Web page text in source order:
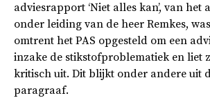
adviesrapport ‘Niet alles kan’, van het
onder leiding van de heer Remkes,
omtrent het PAS opgesteld om een
inzake de stikstofproblematiek en liet
kritisch uit. Dit blijkt onder andere uit
paragraaf.